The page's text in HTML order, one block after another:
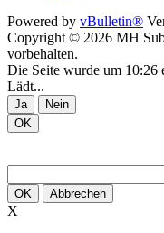
Powered by vBulletin®
Copyright © 2026 MH
vorbehalten.
Die Seite wurde um 10:26
Lädt...
Ja
Nein
OK
OK Abbrechen
X